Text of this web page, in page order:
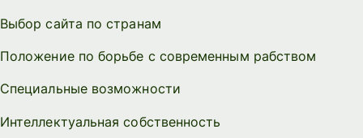
Выбор сайта по странам
Положение по борьбе с современным рабством
Специальные возможности
Интеллектуальная собственность